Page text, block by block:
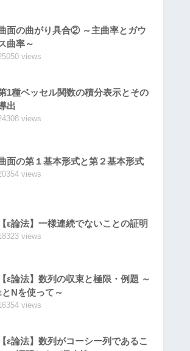
面の曲がり具合② ～主曲率とガウ
曲率～
views
1種ベッセル関数の積分表示とその
出
views
面の第１基本形式と第２基本形式
views
【ε論法】一様連続でないことの証明
views
【ε論法】数列の収束と極限・例題 ～
とNを使って～
views
【ε論法】数列がコーシー列であるこ